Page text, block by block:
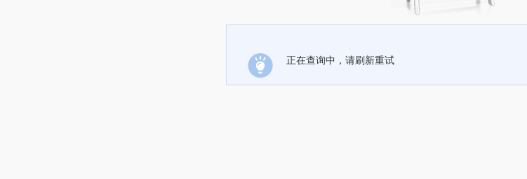
正在查询中，请刷新重试